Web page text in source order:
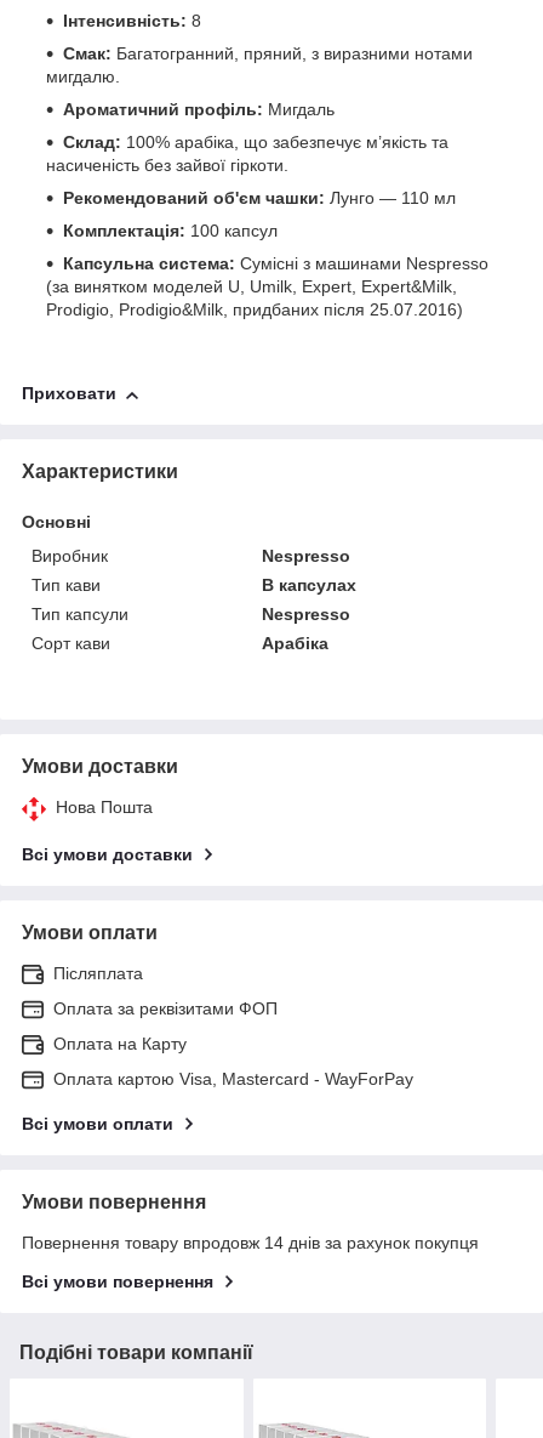
Інтенсивність: 8
Смак: Багатогранний, пряний, з виразними нотами
мигдалю.
Ароматичний профіль: Мигдаль
Склад: 100% арабіка, що забезпечує м’якість та
насиченість без зайвої гіркоти.
Рекомендований об'єм чашки: Лунго — 110 мл
Комплектація: 100 капсул
Капсульна система: Сумісні з машинами Nespresso
(за винятком моделей U, Umilk, Expert, Expert&Milk,
Prodigio, Prodigio&Milk, придбаних після 25.07.2016)
Приховати
Характеристики
Основні
Виробник
Nespresso
Тип кави
В капсулах
Тип капсули
Nespresso
Сорт кави
Арабіка
Умови доставки
Нова Пошта
Всі умови доставки
Умови оплати
Післяплата
Оплата за реквізитами ФОП
Оплата на Карту
Оплата картою Visa, Mastercard - WayForPay
Всі умови оплати
Умови повернення
Повернення товару впродовж 14 днів за рахунок покупця
Всі умови повернення
Подібні товари компанії